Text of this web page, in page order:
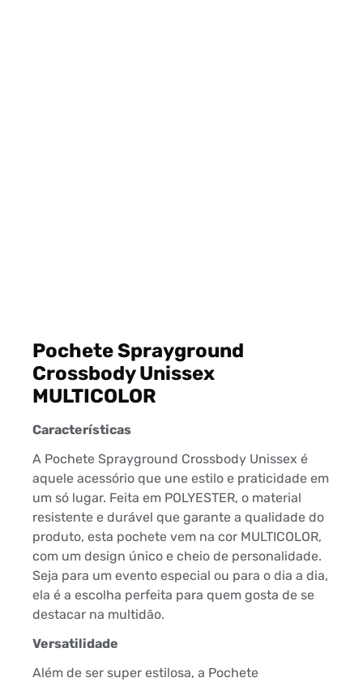
Pochete Sprayground
Crossbody Unissex
MULTICOLOR
Características
A Pochete Sprayground Crossbody Unissex é
aquele acessório que une estilo e praticidade em
um só lugar. Feita em POLYESTER, o material
resistente e durável que garante a qualidade do
produto, esta pochete vem na cor MULTICOLOR,
com um design único e cheio de personalidade.
Seja para um evento especial ou para o dia a dia,
ela é a escolha perfeita para quem gosta de se
destacar na multidão.
Versatilidade
Além de ser super estilosa, a Pochete